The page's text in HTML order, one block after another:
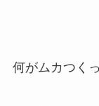
何がムカつくっ